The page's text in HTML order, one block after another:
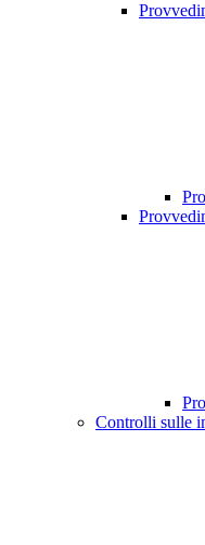
Controlli sulle